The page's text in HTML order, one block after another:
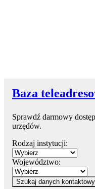
Baza
Sprawdź darmowy
urzędów.
Rodzaj instytucji:
Województwo:
Szukaj danych